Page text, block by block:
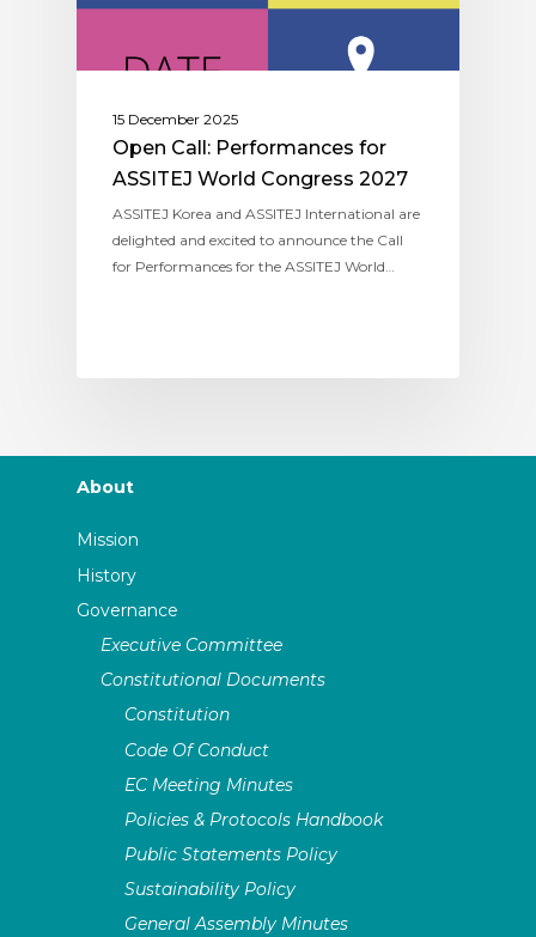
15 December 2025
Open Call: Performances for
ASSITEJ World Congress 2027
ASSITEJ Korea and ASSITEJ International are
delighted and excited to announce the Call
for Performances for the ASSITEJ World…
About
Mission
History
Governance
Executive Committee
Constitutional Documents
Constitution
Code Of Conduct
EC Meeting Minutes
Policies & Protocols Handbook
Public Statements Policy
Sustainability Policy
General Assembly Minutes